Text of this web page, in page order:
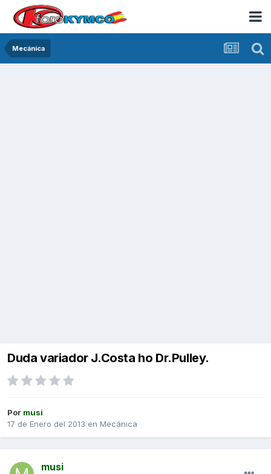
Mecánica
Duda variador J.Costa ho Dr.Pulley.
Por musi
17 de Enero del 2013 en Mecánica
musi